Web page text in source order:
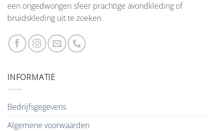
een ongedwongen sfeer prachtige avondkleding of
bruidskleding uit te zoeken.
INFORMATIE
Bedrijfsgegevens
Algemene voorwaarden